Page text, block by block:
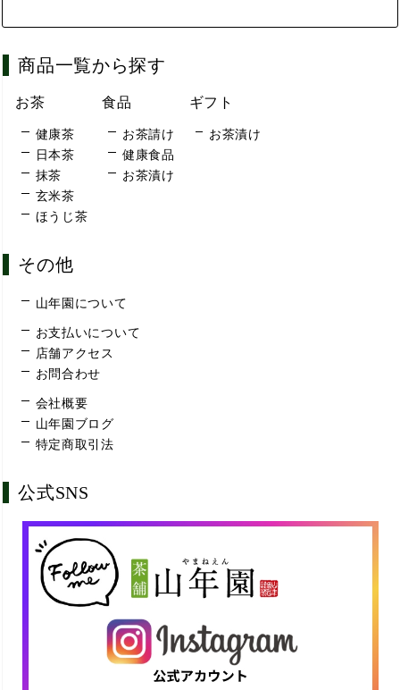
商品一覧から探す
お茶
健康茶
日本茶
抹茶
玄米茶
ほうじ茶
食品
お茶請け
健康食品
お茶漬け
ギフト
お茶漬け
その他
山年園について
お支払いについて
店舗アクセス
お問合わせ
会社概要
山年園ブログ
特定商取引法
公式SNS